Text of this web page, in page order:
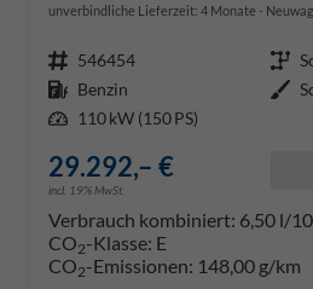
unverbindliche Lieferzeit: 4 Monate
Fahrzeugnr. 546454 Getriebe
Kraftstoff Benzin Außenfarbe
Leistung 110 kW (150 PS)
29.292,– €
incl. 19% MwSt.
Verbrauch kombiniert: 6,50 l/
CO2-Klasse: E
CO2-Emissionen: 148,00 g/km